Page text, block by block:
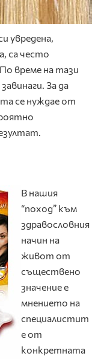
увредена,
са често
време на тази
За да
се нуждае от
В нашия
“поход” към
здравословния
начин на
живот от
съществено
значение е
мнението на
специалистит
е от
конкретната